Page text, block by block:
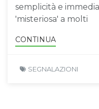
semplicità e
'misteriosa' a molti
CONTINUA
SEGNALAZIONI